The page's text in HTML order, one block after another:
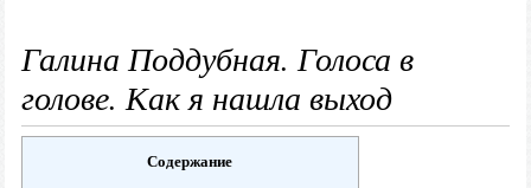
Галина Поддубная. Голоса в
голове. Как я нашла выход
Содержание